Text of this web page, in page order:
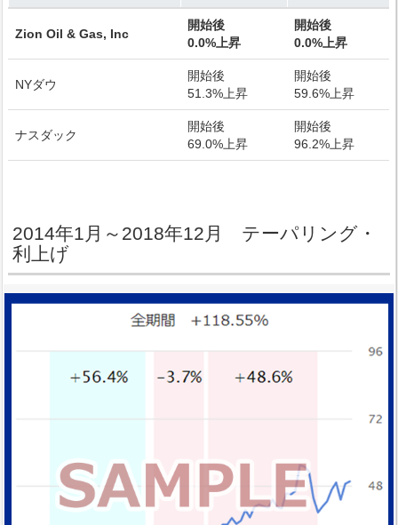
Zion Oil & Gas, Inc
開始後
0.0%上昇
開始後
0.0%上昇
NYダウ
開始後
51.3%上昇
開始後
59.6%上昇
ナスダック
開始後
69.0%上昇
開始後
96.2%上昇
2014年1月～2018年12月 テーパリング・
利上げ